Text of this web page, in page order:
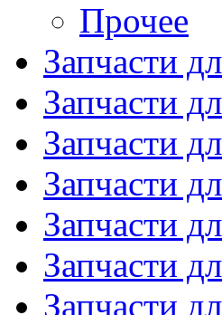
Прочее
Запчасти
Запчасти
Запчасти
Запчасти
Запчасти
Запчасти
Запчасти